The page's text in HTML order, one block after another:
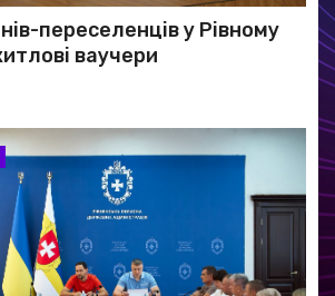
переселенців у Рівному
ваучери